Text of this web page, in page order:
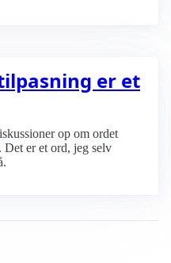
er et
op om ordet
er et ord, jeg selv